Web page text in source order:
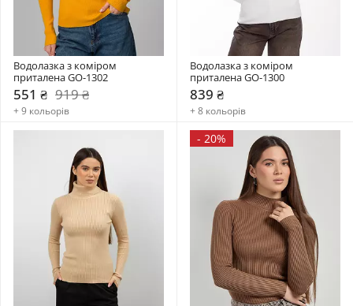
Водолазка з коміром
приталена GO-1302
551 ₴ 919 ₴
+ 9 кольорів
Водолазка з коміром
приталена GO-1300
839 ₴
+ 8 кольорів
- 20%